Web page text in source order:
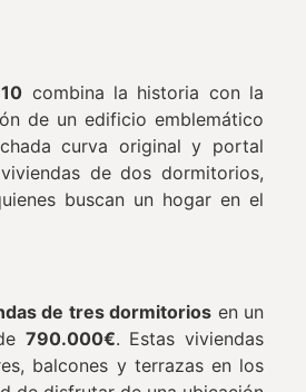
combina la historia con la
de un edificio emblemático
curva original y portal
de dos dormitorios,
buscan un hogar en el
de tres dormitorios en un
790.000€. Estas viviendas
balcones y terrazas en los